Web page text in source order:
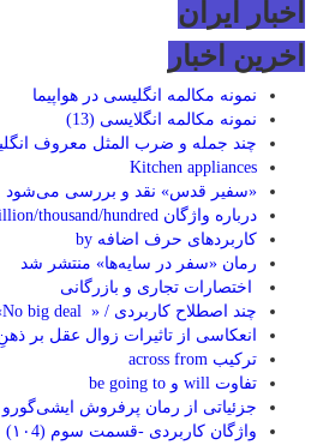
اخبار ایران
اخرین اخبار
نمونه مکالمه انگلیسی در هواپیما
نمونه مکالمه انگلایسی (13)
چند جمله و ضرب المثل معروف
Kitchen appliances
«سفیر قدس» نقد و بررسی می‌شود
درباره واژگان million/thousand/hundred
کاربردهای حرف اضافه by
رمان «سفر در سایه‌ها» منتشر شد
اختصارات تجاری و بازرگانی
چند اصطلاح کاربردی / « No big deal» به چه معناست؟
انعکاسی از تاثیرات زوال عقل بر
ترکیب across from
تفاوت will و be going to
جزئیاتی از رمان پرفروش ایشی‌گورو
واژگان کاربردی -قسمت سوم (۱۰4)